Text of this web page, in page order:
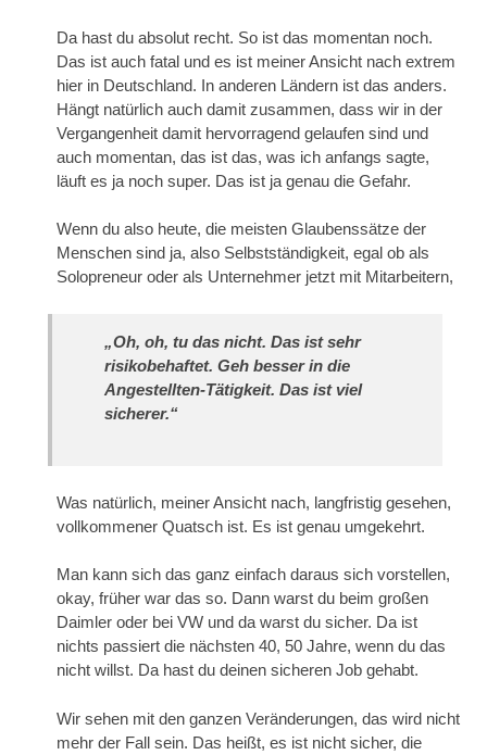
Da hast du absolut recht. So ist das momentan noch.
Das ist auch fatal und es ist meiner Ansicht nach extrem
hier in Deutschland. In anderen Ländern ist das anders.
Hängt natürlich auch damit zusammen, dass wir in der
Vergangenheit damit hervorragend gelaufen sind und
auch momentan, das ist das, was ich anfangs sagte,
läuft es ja noch super. Das ist ja genau die Gefahr.
Wenn du also heute, die meisten Glaubenssätze der
Menschen sind ja, also Selbstständigkeit, egal ob als
Solopreneur oder als Unternehmer jetzt mit Mitarbeitern,
„Oh, oh, tu das nicht. Das ist sehr
risikobehaftet. Geh besser in die
Angestellten-Tätigkeit. Das ist viel
sicherer.“
Was natürlich, meiner Ansicht nach, langfristig gesehen,
vollkommener Quatsch ist. Es ist genau umgekehrt.
Man kann sich das ganz einfach daraus sich vorstellen,
okay, früher war das so. Dann warst du beim großen
Daimler oder bei VW und da warst du sicher. Da ist
nichts passiert die nächsten 40, 50 Jahre, wenn du das
nicht willst. Da hast du deinen sicheren Job gehabt.
Wir sehen mit den ganzen Veränderungen, das wird nicht
mehr der Fall sein. Das heißt, es ist nicht sicher, die